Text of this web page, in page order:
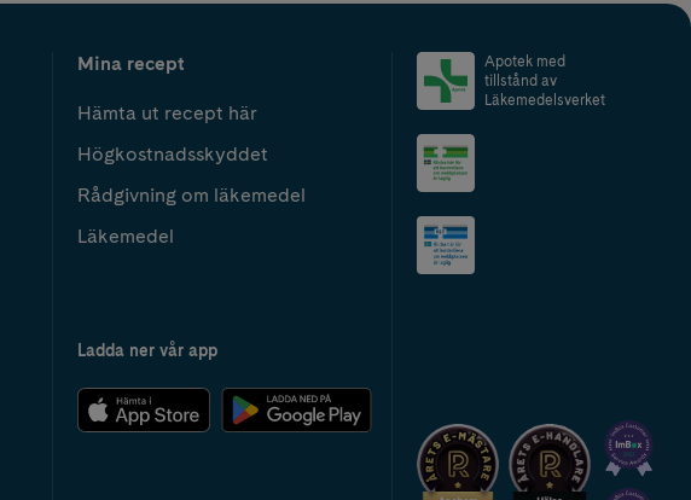
Mina recept
Hämta ut recept här
Högkostnadsskyddet
Rådgivning om läkemedel
Läkemedel
Ladda ner vår app
Apotek med
tillstånd av
Läkemedelsverket